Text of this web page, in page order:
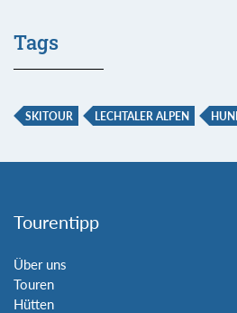
Tags
SKITOUR LECHTALER ALPEN
Tourentipp
Über uns
Touren
Hütten